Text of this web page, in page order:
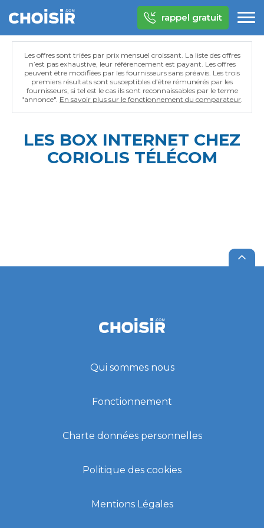
rappel gratuit
Les offres sont triées par prix mensuel croissant. La liste des offres
n’est pas exhaustive, leur référencement est payant. Les offres
peuvent être modifiées par les fournisseurs sans préavis. Les trois
premiers résultats sont susceptibles d’être rémunérés par les
fournisseurs, si tel est le cas ils sont reconnaissables par le terme
"annonce". En savoir plus sur le fonctionnement du comparateur.
LES BOX INTERNET CHEZ
CORIOLIS TÉLÉCOM
Qui sommes nous
Fonctionnement
Charte données personnelles
Politique des cookies
Mentions Légales